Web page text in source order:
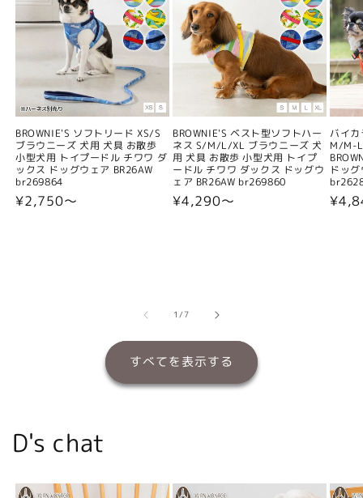
BROWNIE'S ソフトリード XS/S
ブラウニーズ 犬用 犬具 お散歩
小型犬用 トイプードル チワワ ダ
ックス ドッグウェア BR26AW
br269864
通
¥2,750〜
BROWNIE'S ベスト型ソフトハー
ネス S/M/L/XL ブラウニーズ 犬
用 犬具 お散歩 小型犬用 トイプ
ードル チワワ ダックス ドッグウ
ェア BR26AW br269860
通
¥4,290〜
バイ
M/M-
ドッ
通
1/の
7
すべてを表示する
D's chat